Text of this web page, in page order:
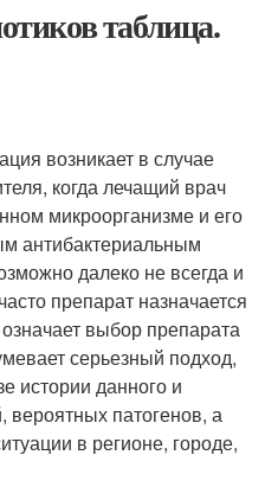
таблица.
возникает в случае
когда лечащий врач
микроорганизме и его
антибактериальным
далеко не всегда и
препарат назначается
выбор препарата
серьезный подход,
истории данного и
вероятных патогенов, а
в регионе, городе,